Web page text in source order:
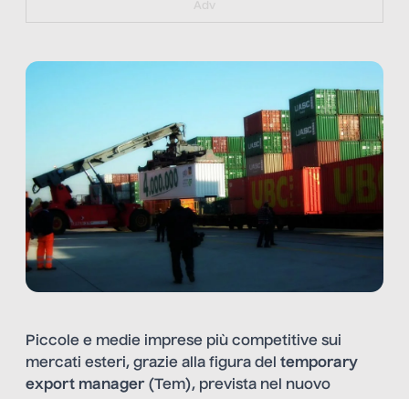
Adv
Piccole e medie imprese più competitive sui
mercati esteri, grazie alla figura del temporary
export manager(Tem), prevista nel nuovo